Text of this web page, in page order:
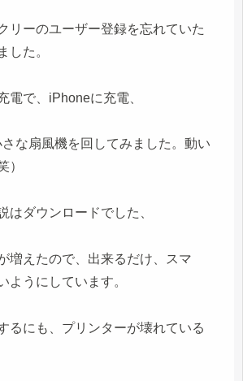
リーのユーザー登録を忘れていた
した。
電で、iPhoneに充電、
な扇風機を回してみました。動い
）
はダウンロードでした、
増えたので、出来るだけ、スマ
ようにしています。
るにも、プリンターが壊れている